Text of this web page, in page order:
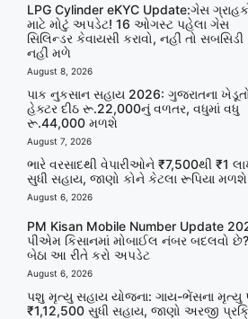
LPG Cylinder eKYC Update:ગેસ
માટે મોટું અપડેટ! 16 ઓગસ્ટ પહેલા ગેસ
સિલિન્ડર કેવાયસી કરાવો, નહીં તો સબસિડી
નહીં મળે
August 8, 2026
પાક નુકસાન સહાય 2026: ગુજરાતના
હેક્ટર દીઠ રૂ.22,000નું વળતર, વધુમાં વધુ
રૂ.44,000 મળશે
August 7, 2026
ભારે વરસાદથી વેપારીઓને ₹7,500થી ₹1
સુધી સહાય, જાણો કોને કેટલા રૂપિયા મળશે
August 6, 2026
PM Kisan Mobile Number Update
પીએમ કિસાનમાં મોબાઈલ નંબર બદલવો
બેઠા આ રીતે કરો અપડેટ
August 6, 2026
પશુ મૃત્યુ સહાય યોજના: ગાય-ભેંસના મૃત્યુ
₹1,12,500 સુધી સહાય, જાણો અરજી